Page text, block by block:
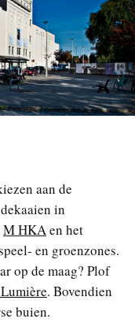
aan de
in
M HKA en het
en groenzones.
op de maag? Plof
. Bovendien
buien.